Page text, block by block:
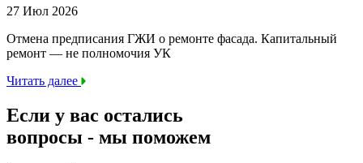
27 Июл 2026
Отмена предписания ГЖИ о ремонте фасада. Капитальный
ремонт — не полномочия УК
Читать далее
Если у вас остались
вопросы - мы поможем